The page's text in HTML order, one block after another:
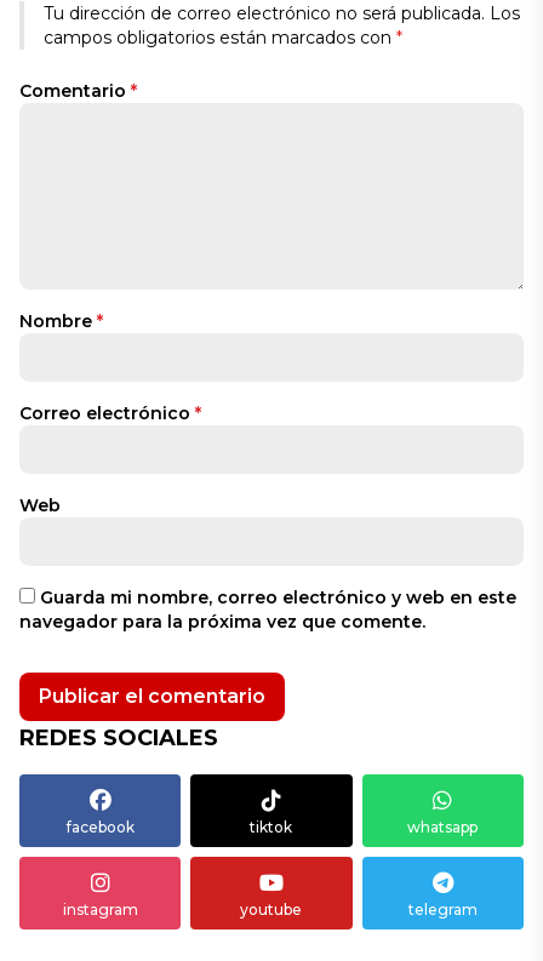
Tu dirección de correo electrónico no será publicada. Los
campos obligatorios están marcados con *
Comentario *
Nombre *
Correo electrónico *
Web
Guarda mi nombre, correo electrónico y web en este
navegador para la próxima vez que comente.
REDES SOCIALES
facebook tiktok whatsapp
instagram youtube telegram